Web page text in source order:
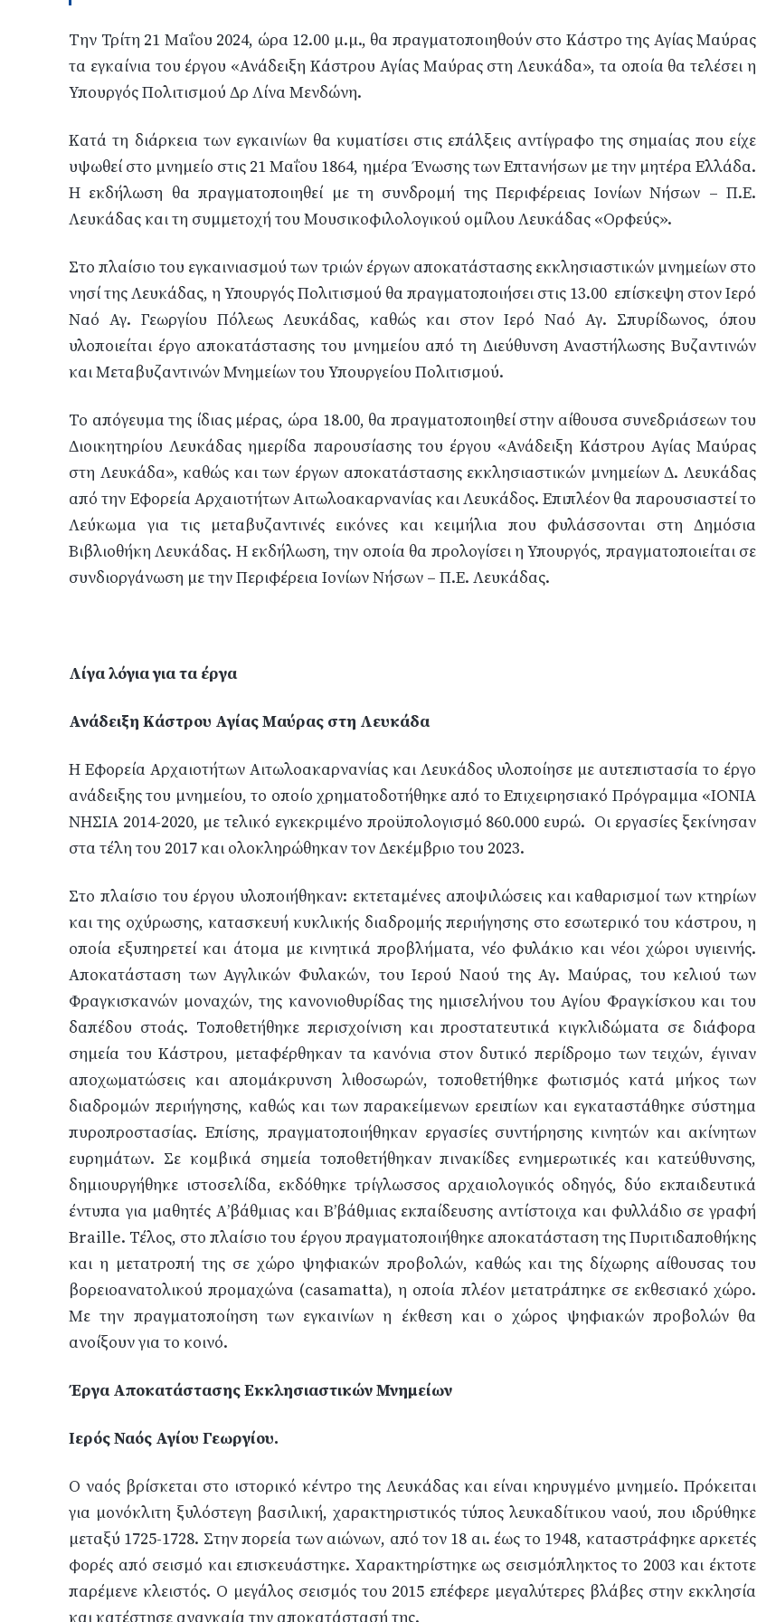
Την Τρίτη 21 Μαΐου 2024, ώρα 12.00 μ.μ., θα πραγματοποιηθούν στο Κάστρο της Αγίας Μαύρας
τα εγκαίνια του έργου «Ανάδειξη Κάστρου Αγίας Μαύρας στη Λευκάδα», τα οποία θα τελέσει η
Υπουργός Πολιτισμού Δρ Λίνα Μενδώνη.
Κατά τη διάρκεια των εγκαινίων θα κυματίσει στις επάλξεις αντίγραφο της σημαίας που είχε
υψωθεί στο μνημείο στις 21 Μαΐου 1864, ημέρα Ένωσης των Επτανήσων με την μητέρα Ελλάδα.
Η εκδήλωση θα πραγματοποιηθεί με τη συνδρομή της Περιφέρειας Ιονίων Νήσων – Π.Ε.
Λευκάδας και τη συμμετοχή του Μουσικοφιλολογικού ομίλου Λευκάδας «Ορφεύς».
Στο πλαίσιο του εγκαινιασμού των τριών έργων αποκατάστασης εκκλησιαστικών μνημείων στο
νησί της Λευκάδας, η Υπουργός Πολιτισμού θα πραγματοποιήσει στις 13.00 επίσκεψη στον Ιερό
Ναό Αγ. Γεωργίου Πόλεως Λευκάδας, καθώς και στον Ιερό Ναό Αγ. Σπυρίδωνος, όπου
υλοποιείται έργο αποκατάστασης του μνημείου από τη Διεύθυνση Αναστήλωσης Βυζαντινών
και Μεταβυζαντινών Μνημείων του Υπουργείου Πολιτισμού.
Το απόγευμα της ίδιας μέρας, ώρα 18.00, θα πραγματοποιηθεί στην αίθουσα συνεδριάσεων του
Διοικητηρίου Λευκάδας ημερίδα παρουσίασης του έργου «Ανάδειξη Κάστρου Αγίας Μαύρας
στη Λευκάδα», καθώς και των έργων αποκατάστασης εκκλησιαστικών μνημείων Δ. Λευκάδας
από την Εφορεία Αρχαιοτήτων Αιτωλοακαρνανίας και Λευκάδος. Επιπλέον θα παρουσιαστεί το
Λεύκωμα για τις μεταβυζαντινές εικόνες και κειμήλια που φυλάσσονται στη Δημόσια
Βιβλιοθήκη Λευκάδας. Η εκδήλωση, την οποία θα προλογίσει η Υπουργός, πραγματοποιείται σε
συνδιοργάνωση με την Περιφέρεια Ιονίων Νήσων – Π.Ε. Λευκάδας.
Λίγα λόγια για τα έργα
Ανάδειξη Κάστρου Αγίας Μαύρας στη Λευκάδα
Η Εφορεία Αρχαιοτήτων Αιτωλοακαρνανίας και Λευκάδος υλοποίησε με αυτεπιστασία το έργο
ανάδειξης του μνημείου, το οποίο χρηματοδοτήθηκε από το Επιχειρησιακό Πρόγραμμα «ΙΟΝΙΑ
ΝΗΣΙΑ 2014-2020, με τελικό εγκεκριμένο προϋπολογισμό 860.000 ευρώ. Οι εργασίες ξεκίνησαν
στα τέλη του 2017 και ολοκληρώθηκαν τον Δεκέμβριο του 2023.
Στο πλαίσιο του έργου υλοποιήθηκαν: εκτεταμένες αποψιλώσεις και καθαρισμοί των κτηρίων
και της οχύρωσης, κατασκευή κυκλικής διαδρομής περιήγησης στο εσωτερικό του κάστρου, η
οποία εξυπηρετεί και άτομα με κινητικά προβλήματα, νέο φυλάκιο και νέοι χώροι υγιεινής.
Αποκατάσταση των Αγγλικών Φυλακών, του Ιερού Ναού της Αγ. Μαύρας, του κελιού των
Φραγκισκανών μοναχών, της κανονιοθυρίδας της ημισελήνου του Αγίου Φραγκίσκου και του
δαπέδου στοάς. Τοποθετήθηκε περισχοίνιση και προστατευτικά κιγκλιδώματα σε διάφορα
σημεία του Κάστρου, μεταφέρθηκαν τα κανόνια στον δυτικό περίδρομο των τειχών, έγιναν
αποχωματώσεις και απομάκρυνση λιθοσωρών, τοποθετήθηκε φωτισμός κατά μήκος των
διαδρομών περιήγησης, καθώς και των παρακείμενων ερειπίων και εγκαταστάθηκε σύστημα
πυροπροστασίας. Επίσης, πραγματοποιήθηκαν εργασίες συντήρησης κινητών και ακίνητων
ευρημάτων. Σε κομβικά σημεία τοποθετήθηκαν πινακίδες ενημερωτικές και κατεύθυνσης,
δημιουργήθηκε ιστοσελίδα, εκδόθηκε τρίγλωσσος αρχαιολογικός οδηγός, δύο εκπαιδευτικά
έντυπα για μαθητές Α’βάθμιας και Β’βάθμιας εκπαίδευσης αντίστοιχα και φυλλάδιο σε γραφή
Braille. Τέλος, στο πλαίσιο του έργου πραγματοποιήθηκε αποκατάσταση της Πυριτιδαποθήκης
και η μετατροπή της σε χώρο ψηφιακών προβολών, καθώς και της δίχωρης αίθουσας του
βορειοανατολικού προμαχώνα (casamatta), η οποία πλέον μετατράπηκε σε εκθεσιακό χώρο.
Με την πραγματοποίηση των εγκαινίων η έκθεση και ο χώρος ψηφιακών προβολών θα
ανοίξουν για το κοινό.
Έργα Αποκατάστασης Εκκλησιαστικών Μνημείων
Ιερός Ναός Αγίου Γεωργίου.
Ο ναός βρίσκεται στο ιστορικό κέντρο της Λευκάδας και είναι κηρυγμένο μνημείο. Πρόκειται
για μονόκλιτη ξυλόστεγη βασιλική, χαρακτηριστικός τύπος λευκαδίτικου ναού, που ιδρύθηκε
μεταξύ 1725-1728. Στην πορεία των αιώνων, από τον 18 αι. έως το 1948, καταστράφηκε αρκετές
φορές από σεισμό και επισκευάστηκε. Χαρακτηρίστηκε ως σεισμόπληκτος το 2003 και έκτοτε
παρέμενε κλειστός. Ο μεγάλος σεισμός του 2015 επέφερε μεγαλύτερες βλάβες στην εκκλησία